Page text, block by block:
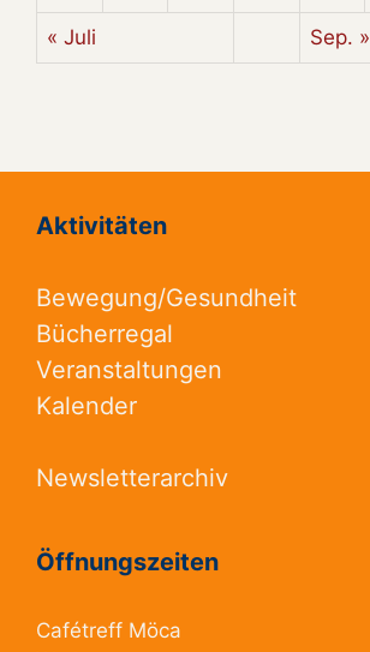
« Juli Sep. »
Aktivitäten
Bewegung/Gesundheit
Bücherregal
Veranstaltungen
Kalender
Newsletterarchiv
Öffnungszeiten
Cafétreff Möca